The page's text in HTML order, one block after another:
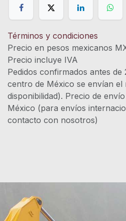
Términos y condiciones
Precio en pesos mexicanos
Precio
Pedidos confirmados antes de
centro de México se envían el
disponibilidad). Precio de
México (para envíos
contacto con nosotros)